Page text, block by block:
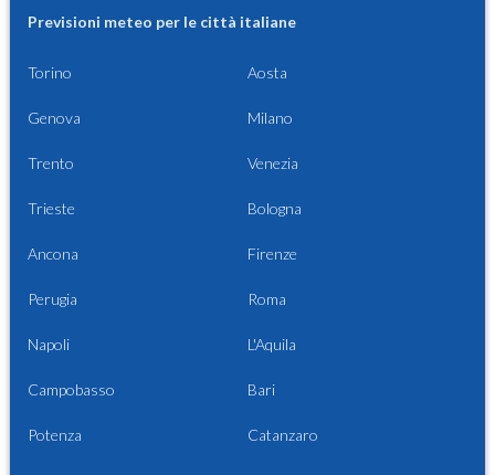
Previsioni meteo per le città italiane
Torino Aosta
Genova Milano
Trento Venezia
Trieste Bologna
Ancona Firenze
Perugia Roma
Napoli L'Aquila
Campobasso Bari
Potenza Catanzaro